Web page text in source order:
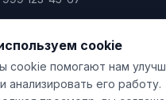
9:00–20:00, Сб–Вс: 10:00–
cookie
cookie помогают нам
анализировать его работу.